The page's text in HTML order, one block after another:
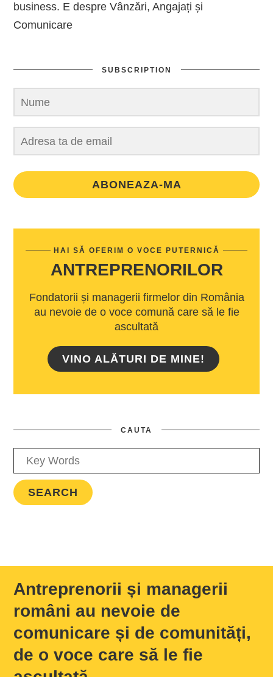
business. E despre Vânzări, Angajați și
Comunicare
SUBSCRIPTION
ABONEAZA-MA
HAI SĂ OFERIM O VOCE PUTERNICĂ
ANTREPRENORILOR
Fondatorii și managerii firmelor din România
au nevoie de o voce comună care să le fie
ascultată
VINO ALĂTURI DE MINE!
CAUTA
Antreprenorii și managerii
români au nevoie de
comunicare și de comunități,
de o voce care să le fie